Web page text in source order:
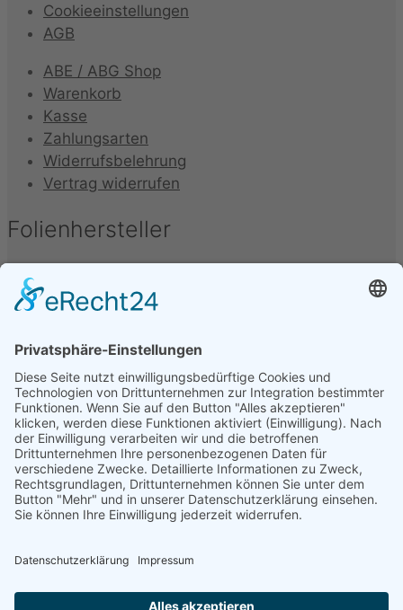
Cookieeinstellungen
AGB
ABE / ABG Shop
Warenkorb
Kasse
Zahlungsarten
Widerrufsbelehrung
Vertrag widerrufen
Folienhersteller
Unter folgenden Namen werden Kfz-Tönungsfolien
vertrieben oder hergestellt: Armolan, Aquasun,
Film, Madico, SunGuard, Johnson, Oracal, Orpro,
3M, Hexis, SL, Avery, Bruxafol um nur einige zu
nennen.
Folienbezeichnungen
Folien werden unter verschiedenen Bezeichnungen
vertrieben, diese sind u.a.: Alu Dark, Pinnacle,
Blacknight, Supreme, Black Mirror, Basic Grey, Secur
Clear, Omega, Real Carbon, uvm.